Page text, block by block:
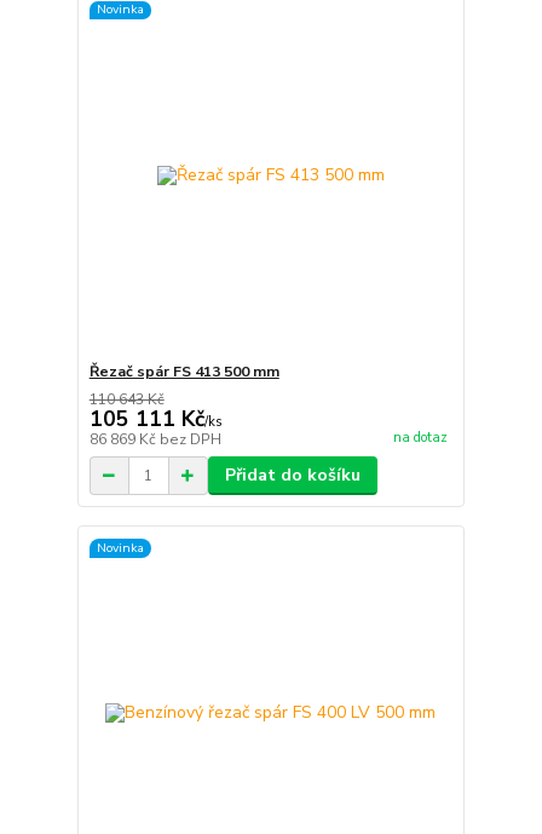
Novinka
Řezač spár FS 413 500 mm
110 643 Kč
105 111 Kč/ks
86 869 Kč bez DPH na dotaz
Přidat do košíku
Novinka